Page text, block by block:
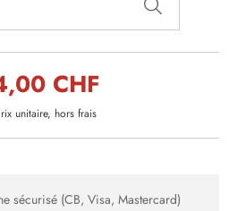
CHF
unitaire, hors frais
sécurisé (CB, Visa, Mastercard)